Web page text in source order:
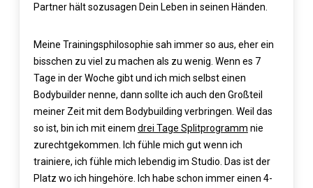
Partner hält sozusagen Dein Leben in seinen Händen.
Meine Trainingsphilosophie sah immer so aus, eher ein
bisschen zu viel zu machen als zu wenig. Wenn es 7
Tage in der Woche gibt und ich mich selbst einen
Bodybuilder nenne, dann sollte ich auch den Großteil
meiner Zeit mit dem Bodybuilding verbringen. Weil das
so ist, bin ich mit einem drei Tage Splitprogramm nie
zurechtgekommen. Ich fühle mich gut wenn ich
trainiere, ich fühle mich lebendig im Studio. Das ist der
Platz wo ich hingehöre. Ich habe schon immer einen 4-